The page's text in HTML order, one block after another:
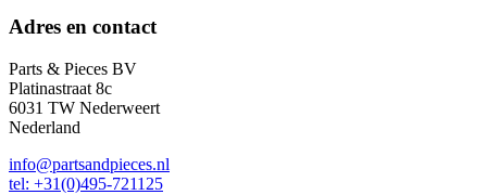
Adres en contact
Parts & Pieces BV
Platinastraat 8c
6031 TW Nederweert
Nederland
info@partsandpieces.nl
tel: +31(0)495-721125